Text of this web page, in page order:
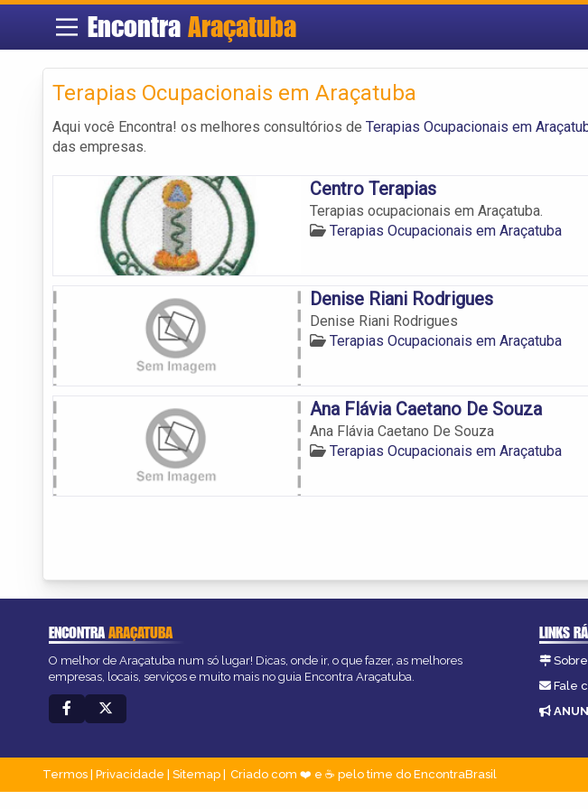
EncontraAraçatuba
Terapias Ocupacionais em Araçatuba
Aqui você Encontra! os melhores consultórios de Terapias Ocupacionais em
das empresas.
Centro Terapias
Terapias ocupacionais em Araçatuba.
Terapias Ocupacionais em Araçatuba
Denise Riani Rodrigues
Denise Riani Rodrigues
Terapias Ocupacionais em Araçatuba
Ana Flávia Caetano De Souza
Ana Flávia Caetano De Souza
Terapias Ocupacionais em Araçatuba
ENCONTRAARAÇATUBA
O melhor de Araçatuba num só lugar! Dicas, onde ir, o que fazer, as melhores
empresas, locais, serviços e muito mais no guia Encontra Araçatuba.
LINKS
Fale
Termos Privacidade Sitemap Criado com ❤️ e ☕ pelo time do EncontraBrasil